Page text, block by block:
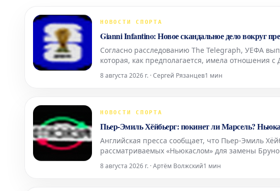
НОВОСТИ СПОРТА
Gianni Infantino: Новое скандальное дело вокруг
Согласно расследованию The Telegraph, УЕФА
которая, как предполагается, имела
занимал пост генерального секретаря
8 августа 2026 г. · Сергей Рязанцев1 мин
НОВОСТИ СПОРТА
Пьер-Эмиль Хёйбьерг: покинет ли Марсель?
Английская пресса сообщает, что Пьер-Эмиль
рассматриваемых «Ньюкаслом» для замены
знаком с Премьер-лигой, выступая за
гран
8 августа 2026 г. · Артём Волжский1 мин